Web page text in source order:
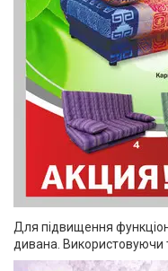
Для підвищення
дивана. Використовуючи